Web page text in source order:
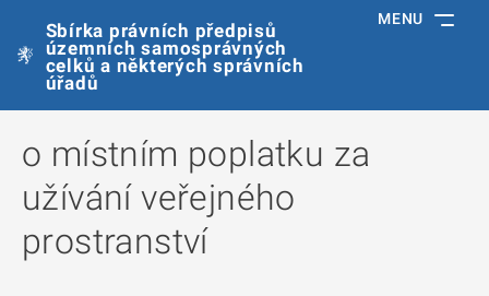
Sbírka právních předpisů
územních samosprávných
celků a některých správních
úřadů
MENU
o místním poplatku za
užívání veřejného
prostranství